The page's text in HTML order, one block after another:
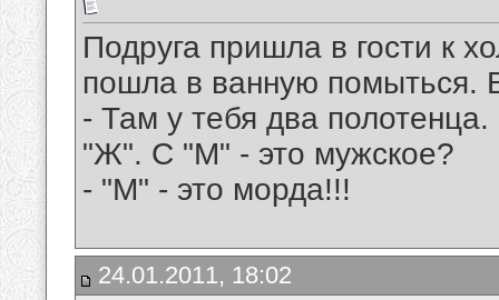
Подруга пришла в гости к
пошла в ванную помыться.
- Там у тебя два
"Ж". С "М" - это мужское?
- "М" - это морда!!!
24.01.2011, 18:02